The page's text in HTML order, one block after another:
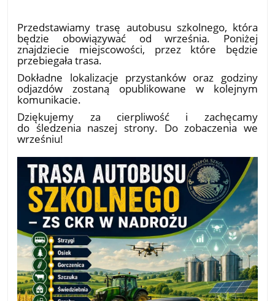
Przedstawiamy trasę autobusu szkolnego, która
będzie obowiązywać od września. Poniżej
znajdziecie miejscowości, przez które będzie
przebiegała trasa.
Dokładne lokalizacje przystanków oraz godziny
odjazdów zostaną opublikowane w kolejnym
komunikacie.
Dziękujemy za cierpliwość i zachęcamy
do śledzenia naszej strony. Do zobaczenia we
wrześniu!